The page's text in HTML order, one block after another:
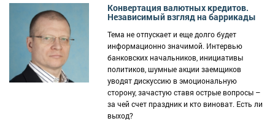
Конвертация валютных кредитов.
Независимый взгляд на баррикады
Тема не отпускает и еще долго будет
информационно значимой. Интервью
банковских начальников, инициативы
политиков, шумные акции заемщиков
уводят дискуссию в эмоциональную
сторону, зачастую ставя острые вопросы –
за чей счет праздник и кто виноват. Есть ли
выход?